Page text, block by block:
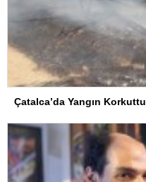
Çatalca’da Yangın Korkuttu